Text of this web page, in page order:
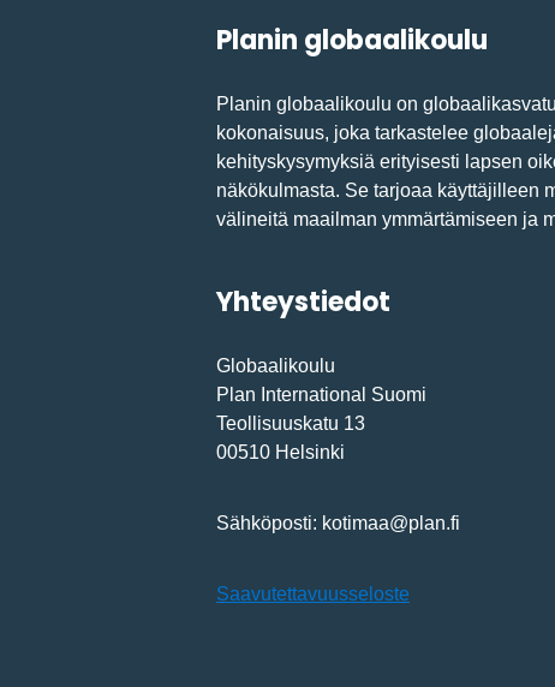
Planin globaalikoulu
Planin globaalikoulu on
kokonaisuus, joka tarkastelee
kehityskysymyksiä erityisesti lapsen
näkökulmasta. Se tarjoaa käyttäjilleen
välineitä maailman ymmärtämiseen ja
Yhteystiedot
Globaalikoulu
Plan International Suomi
Teollisuuskatu 13
00510 Helsinki
Sähköposti: kotimaa@plan.fi
Saavutettavuusseloste